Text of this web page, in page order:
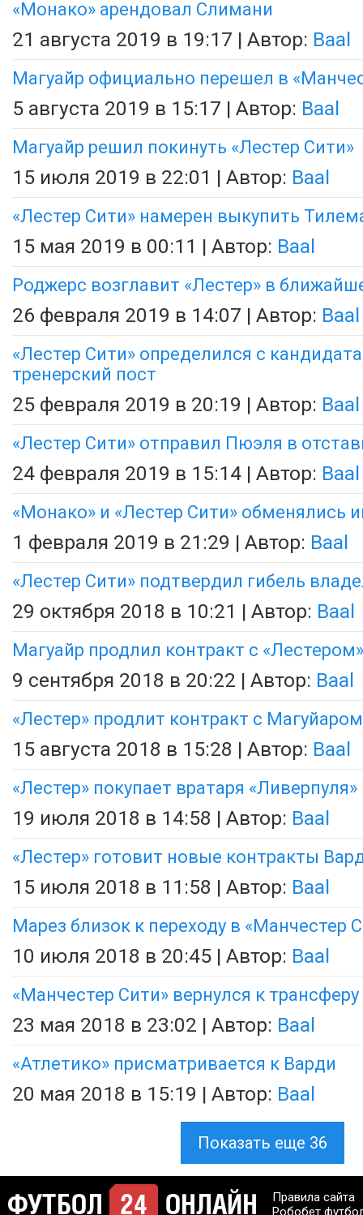
«Монако» арендовал Слимани
21 августа 2019 в 19:17 | Автор: Baal
Магуайр официально перешел в
5 августа 2019 в 15:17 | Автор: Baal
Магуайр решил покинуть «Лестер Сити»
15 июля 2019 в 22:01 | Автор: Baal
«Лестер Сити» намерен выкупить
15 мая 2019 в 00:11 | Автор: Baal
Роджерс возглавит «Лестер» в
26 февраля 2019 в 14:07 | Автор: Baal
«Лестер Сити» определился с
тренерский пост
25 февраля 2019 в 20:19 | Автор: Baal
«Лестер Сити» отправил Пюэля в
24 февраля 2019 в 15:14 | Автор: Baal
«Монако» и «Лестер Сити» обменялись
1 февраля 2019 в 21:29 | Автор: Baal
«Лестер Сити» подтвердил гибель
29 октября 2018 в 10:21 | Автор: Baal
Магуайр продлил контракт с «Лестером»
9 сентября 2018 в 20:22 | Автор: Baal
«Лестер» продлит контракт с Магуйаром
15 августа 2018 в 15:28 | Автор: Baal
«Лестер» покупает вратаря «Ливерпуля»
19 июля 2018 в 14:58 | Автор: Baal
«Лестер» готовит новые контракты
15 июля 2018 в 11:58 | Автор: Baal
Марез близок к переходу в «Манчестер
10 июля 2018 в 20:45 | Автор: Baal
«Манчестер Сити» вернулся к
23 мая 2018 в 23:02 | Автор: Baal
«Атлетико» присматривается к Варди
20 мая 2018 в 15:19 | Автор: Baal
Показать еще 36
Правила сайта
Робобет